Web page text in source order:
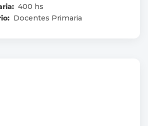
400 hs
Docentes Primaria